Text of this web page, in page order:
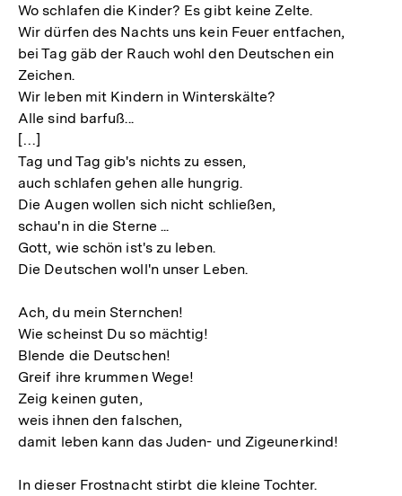
Wo schlafen die Kinder? Es gibt keine Zelte.
Wir dürfen des Nachts uns kein Feuer entfachen,
bei Tag gäb der Rauch wohl den Deutschen ein
Zeichen.
Wir leben mit Kindern in Winterskälte?
Alle sind barfuß...
[…]
Tag und Tag gib's nichts zu essen,
auch schlafen gehen alle hungrig.
Die Augen wollen sich nicht schließen,
schau'n in die Sterne ...
Gott, wie schön ist's zu leben.
Die Deutschen woll'n unser Leben.
Ach, du mein Sternchen!
Wie scheinst Du so mächtig!
Blende die Deutschen!
Greif ihre krummen Wege!
Zeig keinen guten,
weis ihnen den falschen,
damit leben kann das Juden- und Zigeunerkind!
In dieser Frostnacht stirbt die kleine Tochter.